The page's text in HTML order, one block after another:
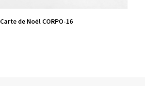
VIEW PRODUCT
Carte de Noël CORPO-16